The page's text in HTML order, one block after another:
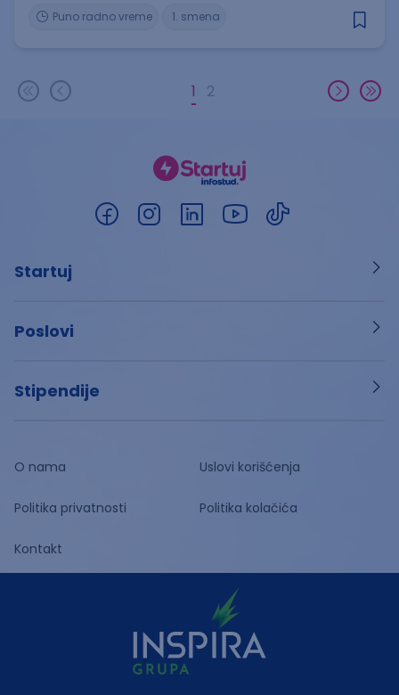
1. smena
Puno radno vreme
1 2
Startuj
Poslovi
Stipendije
O nama Uslovi korišćenja
Politika privatnosti Politika kolačića
Kontakt